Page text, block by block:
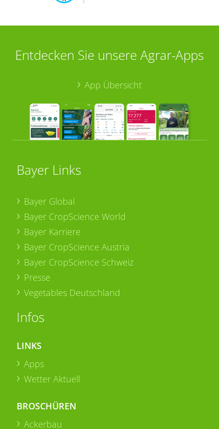
Entdecken Sie unsere Agrar-Apps
App Übersicht
Bayer Links
Bayer Global
Bayer CropScience World
Bayer Karriere
Bayer CropScience Austria
Bayer CropScience Schweiz
Presse
Vegetables Deutschland
Infos
LINKS
Apps
Wetter Aktuell
BROSCHÜREN
Ackerbau